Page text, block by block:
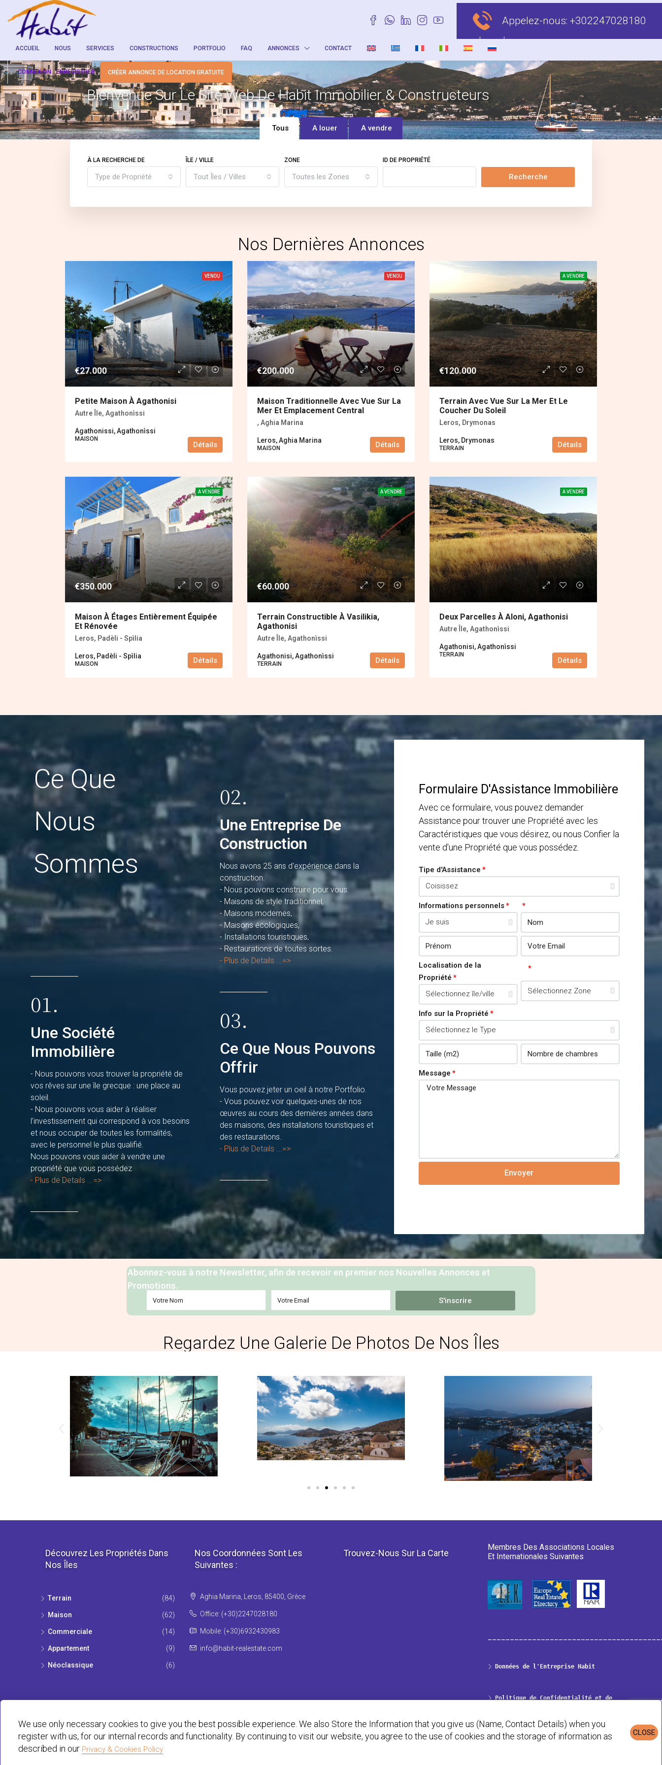
Appelez-nous: +302247028180
ACCUEIL NOUS SERVICES CONSTRUCTIONS PORTFOLIO FAQ ANNONCES CONTACT
CONNEXION ENREGISTRER CRÉER ANNONCE DE LOCATION GRATUITE
Bienvenue Sur Le Site Web De Habit Immobilier & Constructeurs
Tous A louer A vendre
À LA RECHERCHE DE
Type de Propriété
ÎLE / VILLE
Tout Îles / Villes
ZONE
Toutes les Zones
ID DE PROPRIÉTÉ
Recherche
Nos Dernières Annonces
VENDU
€27.000
Petite Maison À Agathonisi
Autre Île, Agathonìssi
Agathonissi, Agathonìssi
MAISON
Détails
VENDU
€200.000
Maison Traditionnelle Avec Vue Sur La
Mer Et Emplacement Central
, Aghia Marina
Leros, Aghia Marina
MAISON Détails
A VENDRE
€120.000
Terrain Avec Vue Sur La Mer Et Le
Coucher Du Soleil
Leros, Drymonas
Leros, Drymonas
ΤERRAIN Détails
A VENDRE
€350.000
Maison À Étages Entièrement Équipée
Et Rénovée
Leros, Padèli - Spìlia
Leros, Padèli - Spìlia
MAISON Détails
A VENDRE
€60.000
Terrain Constructible À Vasilikia,
Agathonisi
Autre Île, Agathonìssi
Agathonisi, Agathonìssi
ΤERRAIN Détails
A VENDRE
Deux Parcelles À Aloni, Agathonisi
Autre Île, Agathonìssi
Agathonisi, Agathonìssi
ΤERRAIN
Détails
Ce Que
Nous
Sommes
01.
Une Société
Immobilière
- Nous pouvons vous trouver la propriété de
vos rêves sur une île grecque : une place au
soleil.
- Nous pouvons vous aider à réaliser
l'investissement qui correspond à vos besoins
et nous occuper de toutes les formalités,
avec le personnel le plus qualifié.
Nous pouvons vous aider à vendre une
propriété que vous possédez
- Plus de Details ...=>
02.
Une Entreprise De
Construction
Nous avons 25 ans d'expérience dans la
construction.
- Nous pouvons construire pour vous:
- Maisons de style traditionnel,
- Maisons modernes,
- Maisons écologiques,
- Installations touristiques,
- Restaurations de toutes sortes.
- Plus de Details ...=>
03.
Ce Que Nous Pouvons
Offrir
Vous pouvez jeter un oeil à notre Portfolio.
- Vous pouvez voir quelques-unes de nos
œuvres au cours des dernières années dans
des maisons, des installations touristiques et
des restaurations.
- Plus de Details ...=>
Formulaire D'Assistance Immobilière
Avec ce formulaire, vous pouvez demander
Assistance pour trouver une Propriété avec les
Caractéristiques que vous désirez, ou nous Confier la
vente d'une Propriété que vous possédez.
Tipe d'Assistance
Informations personnels
Localisation de la
Propriété
Info sur la Propriété
Message
Envoyer
Abonnez-vous à notre Newsletter, afin de recevoir en premier nos Nouvelles Annonces et
Promotions.
S'inscrire
Regardez Une Galerie De Photos De Nos Îles
Découvrez Les Propriétés Dans
Nos Îles
Τerrain (84)
Maison (62)
Commerciale (14)
Appartement (9)
Νéoclassique (6)
Nos Coordonnées Sont Les
Suivantes :
Aghia Marina, Leros, 85400, Grèce
Office: (+30)2247028180
Mobile: (+30)6932430983
info@habit-realestate.com
Trouvez-Nous Sur La Carte
Membres Des Associations Locales
Et Internationales Suivantes
Données de l'Entreprise Habit
Politique de Confidentialité et de
© Habit 2001-2025 All rights reserved
CLOSE
We use only necessary cookies to give you the best possible experience. We also Store the Information that you give us (Name, Contact Details) when you
register with us, for our internal records and functionality. By continuing to visit our website, you agree to the use of cookies and the storage of information as
described in our Privacy & Cookies Policy